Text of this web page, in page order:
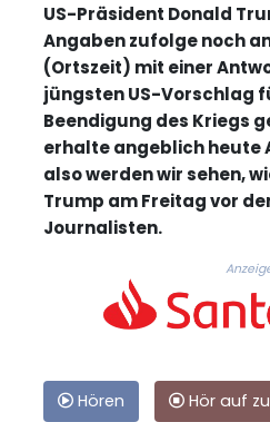
US-Präsident Donald
Angaben zufolge noch
(Ortszeit) mit einer
jüngsten US-Vorschlag
Beendigung des Kriegs
erhalte angeblich heute
also werden wir sehen,
Trump am Freitag vor
Journalisten.
Hören
Hör auf